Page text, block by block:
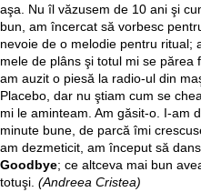
aşa. Nu îl văzusem de 10 ani şi
bun, am încercat să vorbesc
nevoie de o melodie pentru ritual;
mele de plâns şi totul mi se părea
am auzit o piesă la radio-ul din
Placebo, dar nu ştiam cum se
mi le aminteam. Am găsit-o. I-am
minute bune, de parcă îmi
am dezmeticit, am început să
Goodbye; ce altceva mai bun
totuşi. (Andreea Cristea)